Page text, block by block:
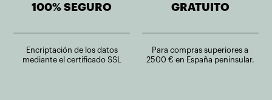
100% SEGURO
Encriptación de los datos
mediante el certificado SSL
GRATUITO
Para compras superiores a
2500 € en España peninsular.